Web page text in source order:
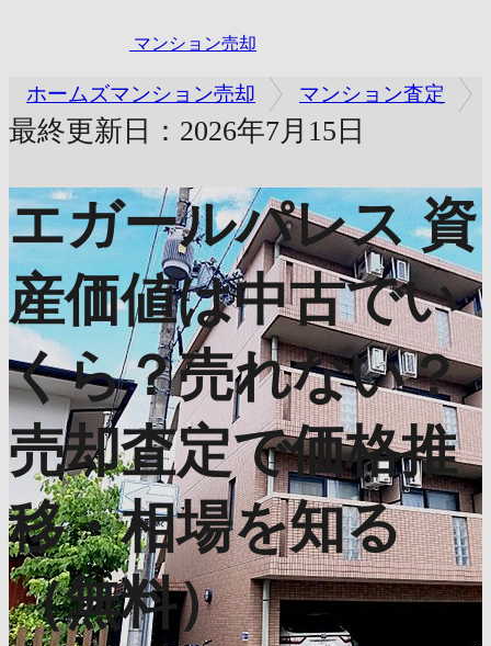
マンション売却
ホームズマンション売却 マンション査定
最終更新日：2026年7月15日
エガールパレス 資
産価値は中古でい
くら？売れない？
売却査定で価格推
移・相場を知る
（無料）